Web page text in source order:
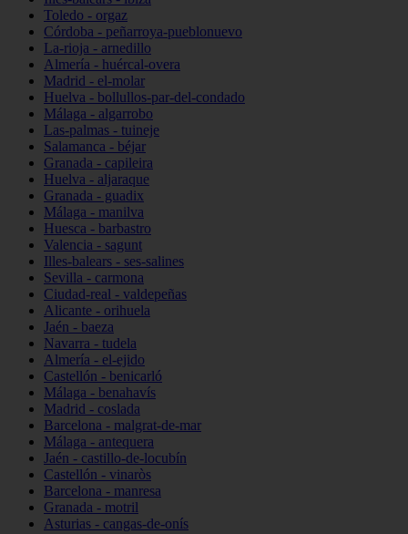
Toledo - orgaz
Córdoba - peñarroya-pueblonuevo
La-rioja - arnedillo
Almería - huércal-overa
Madrid - el-molar
Huelva - bollullos-par-del-condado
Málaga - algarrobo
Las-palmas - tuineje
Salamanca - béjar
Granada - capileira
Huelva - aljaraque
Granada - guadix
Málaga - manilva
Huesca - barbastro
Valencia - sagunt
Illes-balears - ses-salines
Sevilla - carmona
Ciudad-real - valdepeñas
Alicante - orihuela
Jaén - baeza
Navarra - tudela
Almería - el-ejido
Castellón - benicarló
Málaga - benahavís
Madrid - coslada
Barcelona - malgrat-de-mar
Málaga - antequera
Jaén - castillo-de-locubín
Castellón - vinaròs
Barcelona - manresa
Granada - motril
Asturias - cangas-de-onís